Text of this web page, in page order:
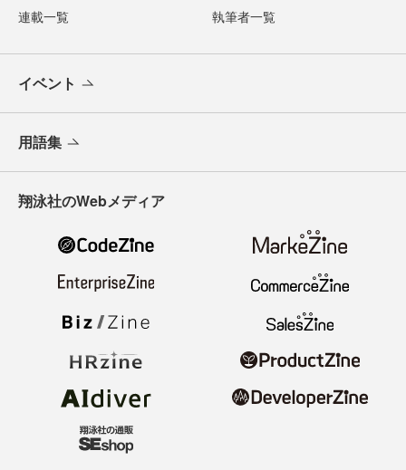
連載一覧 執筆者一覧
イベント
用語集
翔泳社のWebメディア